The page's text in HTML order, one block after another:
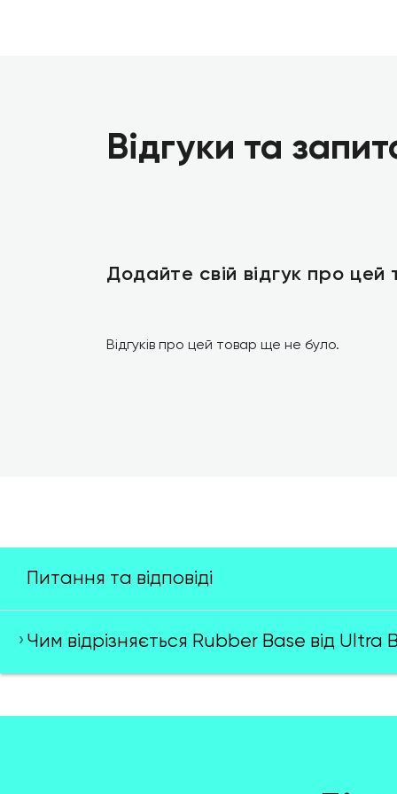
Відгуки та
Додайте свій відгук про цей
Відгуків про цей товар ще не було.
Питання та відповіді
Чим відрізняється Rubber Base від Ultra